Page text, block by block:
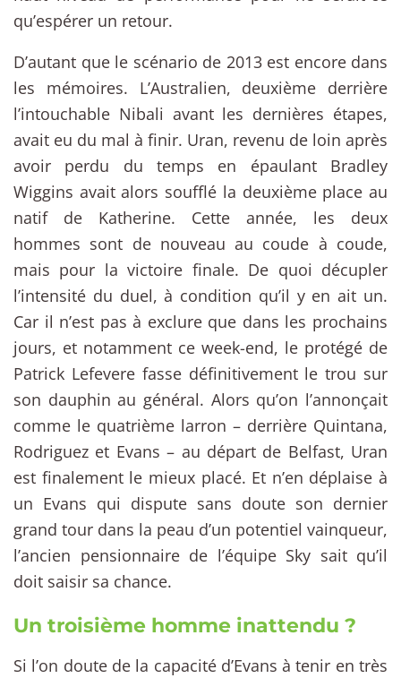
qu’espérer un retour.
D’autant que le scénario de 2013 est encore dans
les mémoires. L’Australien, deuxième derrière
l’intouchable Nibali avant les dernières étapes,
avait eu du mal à finir. Uran, revenu de loin après
avoir perdu du temps en épaulant Bradley
Wiggins avait alors soufflé la deuxième place au
natif de Katherine. Cette année, les deux
hommes sont de nouveau au coude à coude,
mais pour la victoire finale. De quoi décupler
l’intensité du duel, à condition qu’il y en ait un.
Car il n’est pas à exclure que dans les prochains
jours, et notamment ce week-end, le protégé de
Patrick Lefevere fasse définitivement le trou sur
son dauphin au général. Alors qu’on l’annonçait
comme le quatrième larron – derrière Quintana,
Rodriguez et Evans – au départ de Belfast, Uran
est finalement le mieux placé. Et n’en déplaise à
un Evans qui dispute sans doute son dernier
grand tour dans la peau d’un potentiel vainqueur,
l’ancien pensionnaire de l’équipe Sky sait qu’il
doit saisir sa chance.
Un troisième homme inattendu ?
Si l’on doute de la capacité d’Evans à tenir en très